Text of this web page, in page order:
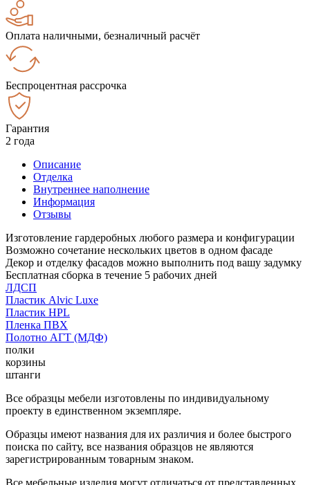
Оплата наличными, безналичный расчёт
Беспроцентная рассрочка
Гарантия
2 года
Описание
Отделка
Внутреннее наполнение
Информация
Отзывы
Изготовление гардеробных любого размера и конфигурации
Возможно сочетание нескольких цветов в одном фасаде
Декор и отделку фасадов можно выполнить под вашу задумку
Бесплатная сборка в течение 5 рабочих дней
ЛДСП
Пластик Alvic Luxe
Пластик HPL
Пленка ПВХ
Полотно АГТ (МДФ)
полки
корзины
штанги
Все образцы мебели изготовлены по индивидуальному
проекту в единственном экземпляре.
Образцы имеют названия для их различия и более быстрого
поиска по сайту, все названия образцов не являются
зарегистрированным товарным знаком.
Все мебельные изделия могут отличаться от представленных